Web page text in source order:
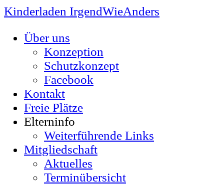
Kinderladen IrgendWieAnders
Über uns
Konzeption
Schutzkonzept
Facebook
Kontakt
Freie Plätze
Elterninfo
Weiterführende Links
Mitgliedschaft
Aktuelles
Terminübersicht